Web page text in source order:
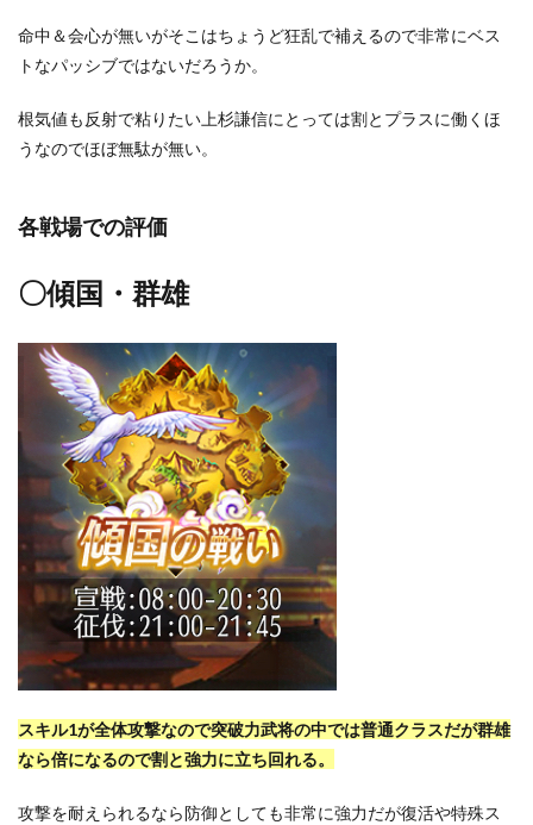
命中＆会心が無いがそこはちょうど狂乱で補えるので非常にベス
トなパッシブではないだろうか。
根気値も反射で粘りたい上杉謙信にとっては割とプラスに働くほ
うなのでほぼ無駄が無い。
各戦場での評価
〇傾国・群雄
スキル1が全体攻撃なので突破力武将の中では普通クラスだが群雄
なら倍になるので割と強力に立ち回れる。
攻撃を耐えられるなら防御としても非常に強力だが復活や特殊ス